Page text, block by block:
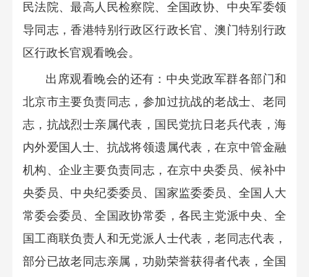
民法院、最高人民检察院、全国政协、中央军委领
导同志，香港特别行政区行政长官、澳门特别行政
区行政长官观看晚会。
出席观看晚会的还有：中央党政军群各部门和
北京市主要负责同志，参加过抗战的老战士、老同
志，抗战烈士亲属代表，国民党抗日老兵代表，海
内外爱国人士、抗战将领遗属代表，在京中管金融
机构、企业主要负责同志，在京中央委员、候补中
央委员、中央纪委委员、国家监委委员、全国人大
常委会委员、全国政协常委，各民主党派中央、全
国工商联负责人和无党派人士代表，老同志代表，
部分已故老同志亲属，功勋荣誉获得者代表，全国